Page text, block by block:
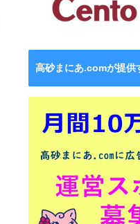
高砂まにあ.comが提供